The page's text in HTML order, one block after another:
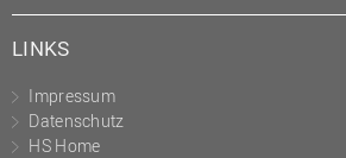
LINKS
Impressum
Datenschutz
HS Home